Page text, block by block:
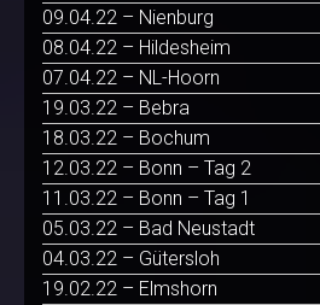
09.04.22 – Nienburg
08.04.22 – Hildesheim
07.04.22 – NL-Hoorn
19.03.22 – Bebra
18.03.22 – Bochum
12.03.22 – Bonn – Tag 2
11.03.22 – Bonn – Tag 1
05.03.22 – Bad Neustadt
04.03.22 – Gütersloh
19.02.22 – Elmshorn